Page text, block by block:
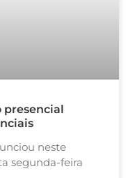
presencial
neste
segunda-feira